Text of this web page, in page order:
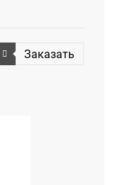
Заказать